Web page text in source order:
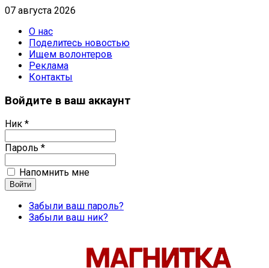
07 августа 2026
О нас
Поделитесь новостью
Ищем волонтеров
Реклама
Контакты
Войдите в ваш аккаунт
Ник *
Пароль *
Напомнить мне
Забыли ваш пароль?
Забыли ваш ник?